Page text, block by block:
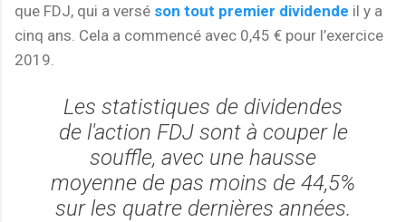
que FDJ, qui a versé son tout premier dividende il y a
cinq ans. Cela a commencé avec 0,45 € pour l’exercice
2019.
Les statistiques de dividendes
de l'action FDJ sont à couper le
souffle, avec une hausse
moyenne de pas moins de 44,5%
sur les quatre dernières années.